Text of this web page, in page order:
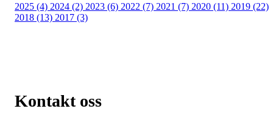
2025 (4) 2024 (2) 2023 (6) 2022 (7) 2021 (7) 2020 (11) 2019 (22)
2018 (13) 2017 (3)
Kontakt oss